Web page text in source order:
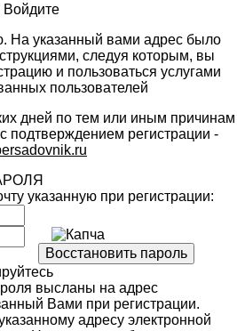
Войдите
На указанный вами адрес было
следуя которым, вы
и пользоваться услугами
пользователей
дней по тем или иным причинам
подтверждением регистрации -
указанную при регистрации:
высланы на адрес
Вами при регистрации.
адресу электронной